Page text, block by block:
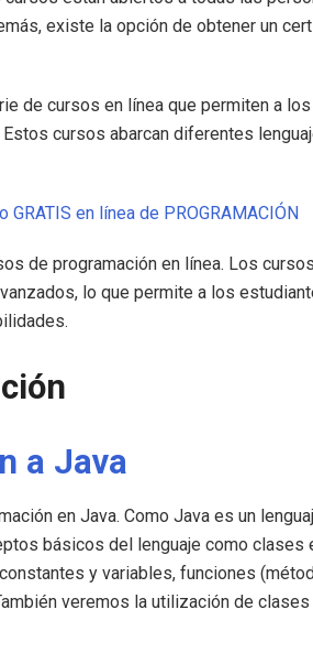
existe la opción de obtener un
de cursos en línea que permiten a
cursos abarcan diferentes
GRATIS en línea de PROGRAMACIÓN
de programación en línea. Los
lo que permite a los
a Java
en Java. Como Java es un
básicos del lenguaje como clases
y variables, funciones
veremos la utilización de